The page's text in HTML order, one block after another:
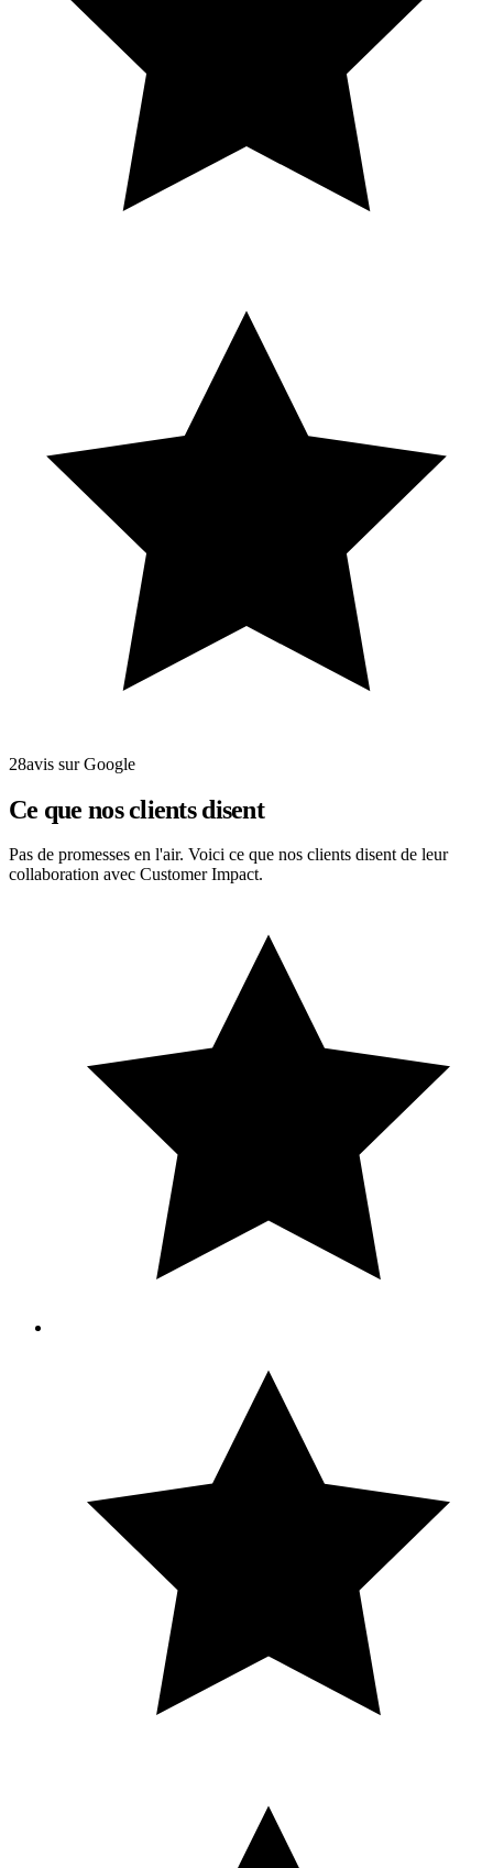
28avis sur Google
Ce que nos clients disent
Pas de promesses en l'air. Voici ce que nos clients disent de leur
collaboration avec Customer Impact.